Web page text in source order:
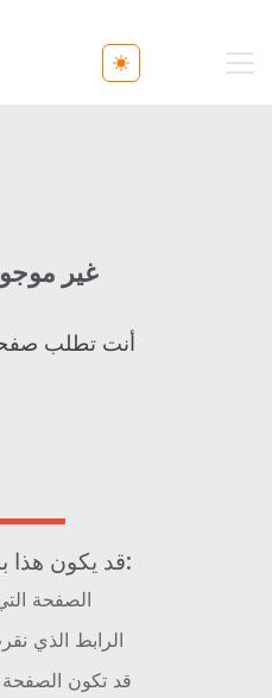
Toggle theme
غير
أنت تطلب
قد يكون هذا بسبب عدة أسباب:
الصفحة
الرابط الذي
قد تكون